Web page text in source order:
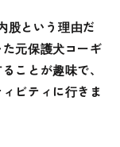
股という理由だ
元保護犬コーギ
ことが趣味で、
ビティに行きま